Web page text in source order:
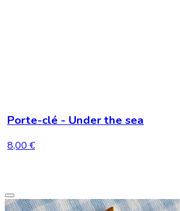
Porte-clé - Under the sea
8,00 €